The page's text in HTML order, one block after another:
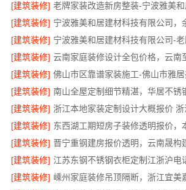
[建筑装修] 老牌家装改造新房整装-宁波雅美
[建筑装修]
[建筑装修]
[建筑装修]
[建筑装修]
[建筑装修] 南山全屋定制细节精湛，华居不锈
[建筑装修]
[建筑装修]
[建筑装修]
[建筑装修] 江苏东钢不锈钢衣柜定制江浙沪电
[建筑装修] 嵊州家庭装修吊顶隔断，浙江宜美